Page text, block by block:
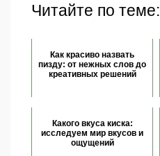
Читайте по теме:
Как красиво назвать
пизду: от нежных слов до
креативных решений
Какого вкуса киска:
исследуем мир вкусов и
ощущений